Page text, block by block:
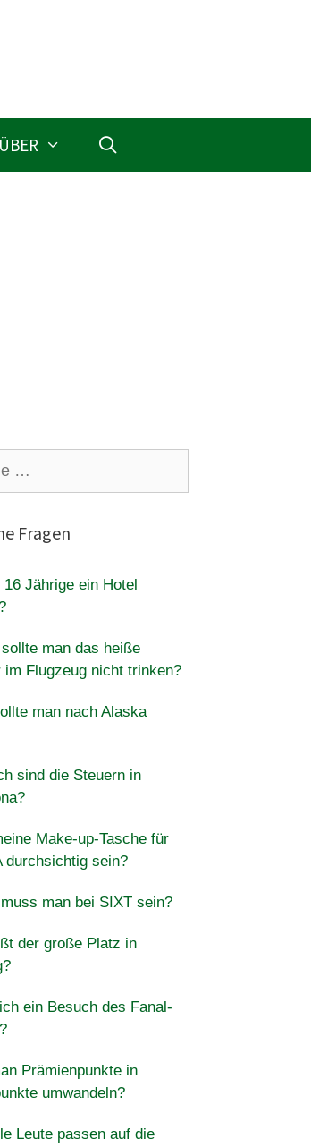
ÜBER
Fragen
16 Jährige ein Hotel
man das heiße
im Flugzeug nicht trinken?
man nach Alaska
sind die Steuern in
Make-up-Tasche für
durchsichtig sein?
man bei SIXT sein?
der große Platz in
ein Besuch des Fanal-
Prämienpunkte in
umwandeln?
Leute passen auf die